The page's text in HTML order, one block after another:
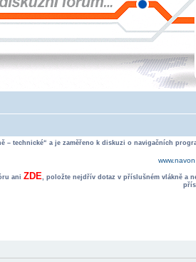
– technické“ a je zaměřeno k diskuzi o navigačních
ani ZDE, položte nejdřív dotaz v příslušném vlákně a